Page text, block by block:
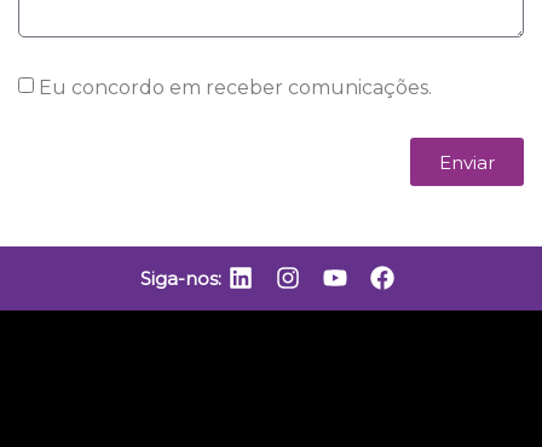
Eu concordo em receber comunicações.
Enviar
Siga-nos: